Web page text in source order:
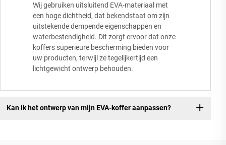
Wij gebruiken uitsluitend EVA-materiaal met
een hoge dichtheid, dat bekendstaat om zijn
uitstekende dempende eigenschappen en
waterbestendigheid. Dit zorgt ervoor dat onze
koffers superieure bescherming bieden voor
uw producten, terwijl ze tegelijkertijd een
lichtgewicht ontwerp behouden.
Kan ik het ontwerp van mijn EVA-koffer aanpassen?